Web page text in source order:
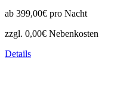
ab 399,00€ pro Nacht
zzgl. 0,00€ Nebenkosten
Details